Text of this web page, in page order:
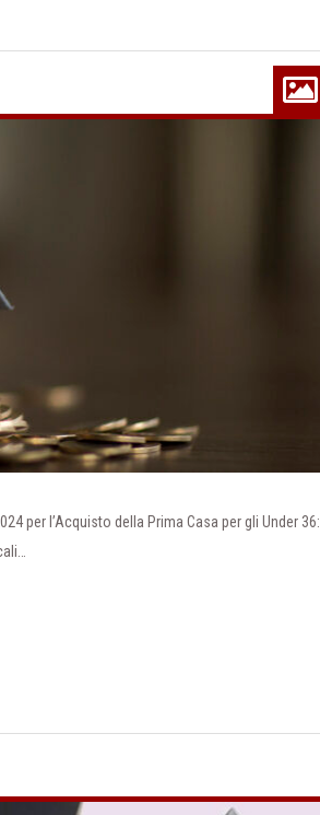
per l’Acquisto della Prima Casa per gli Under 36: